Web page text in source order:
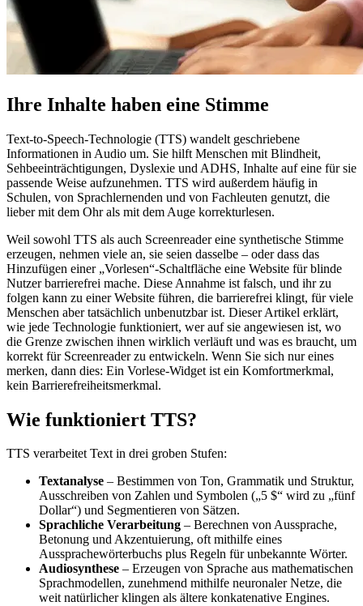
Ihre Inhalte haben eine Stimme
Text-to-Speech-Technologie (TTS) wandelt geschriebene
Informationen in Audio um. Sie hilft Menschen mit Blindheit,
Sehbeeinträchtigungen, Dyslexie und ADHS, Inhalte auf eine für sie
passende Weise aufzunehmen. TTS wird außerdem häufig in
Schulen, von Sprachlernenden und von Fachleuten genutzt, die
lieber mit dem Ohr als mit dem Auge korrekturlesen.
Weil sowohl TTS als auch Screenreader eine synthetische Stimme
erzeugen, nehmen viele an, sie seien dasselbe – oder dass das
Hinzufügen einer „Vorlesen“-Schaltfläche eine Website für blinde
Nutzer barrierefrei mache. Diese Annahme ist falsch, und ihr zu
folgen kann zu einer Website führen, die barrierefrei klingt, für viele
Menschen aber tatsächlich unbenutzbar ist. Dieser Artikel erklärt,
wie jede Technologie funktioniert, wer auf sie angewiesen ist, wo
die Grenze zwischen ihnen wirklich verläuft und was es braucht, um
korrekt für Screenreader zu entwickeln. Wenn Sie sich nur eines
merken, dann dies: Ein Vorlese-Widget ist ein Komfortmerkmal,
kein Barrierefreiheitsmerkmal.
Wie funktioniert TTS?
TTS verarbeitet Text in drei groben Stufen:
Textanalyse – Bestimmen von Ton, Grammatik und Struktur,
Ausschreiben von Zahlen und Symbolen („5 $“ wird zu „fünf
Dollar“) und Segmentieren von Sätzen.
Sprachliche Verarbeitung – Berechnen von Aussprache,
Betonung und Akzentuierung, oft mithilfe eines
Aussprachewörterbuchs plus Regeln für unbekannte Wörter.
Audiosynthese – Erzeugen von Sprache aus mathematischen
Sprachmodellen, zunehmend mithilfe neuronaler Netze, die
weit natürlicher klingen als ältere konkatenative Engines.